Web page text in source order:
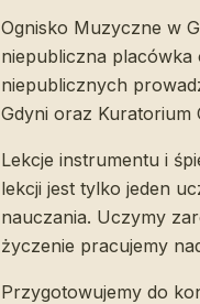
Ognisko Muzyczne w
niepubliczna placówka
niepublicznych
Gdyni oraz Kuratorium
Lekcje instrumentu i
lekcji jest tylko jeden
nauczania. Uczymy
życzenie pracujemy
Przygotowujemy do